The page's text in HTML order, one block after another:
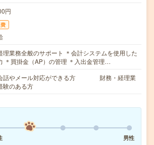
円
理業務全般のサポート ＊会計システムを使用した
＊買掛金（AP）の管理 ＊入出金管理…
話やメール対応ができる方 財務・経理業
験のある方
男性